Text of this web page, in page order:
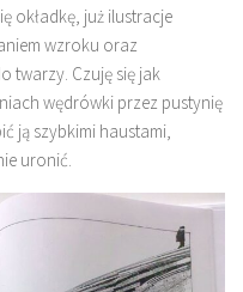
okładkę, już ilustracje
wzroku oraz
twarzy. Czuję się jak
wędrówki przez pustynię
ją szybkimi haustami,
uronić.